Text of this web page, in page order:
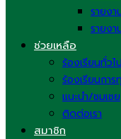
รายง
รายง
ช่วยเหลือ
ร้องเรียนทั่วไป
ร้องเรียนการ
แนะนำ/ชมเชย
ติดต่อเรา
สมาชิก